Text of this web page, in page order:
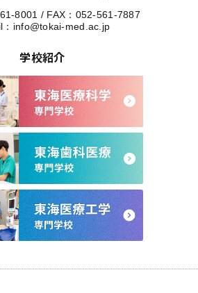
8001 / FAX：052-561-7887
info@tokai-med.ac.jp
学校紹介